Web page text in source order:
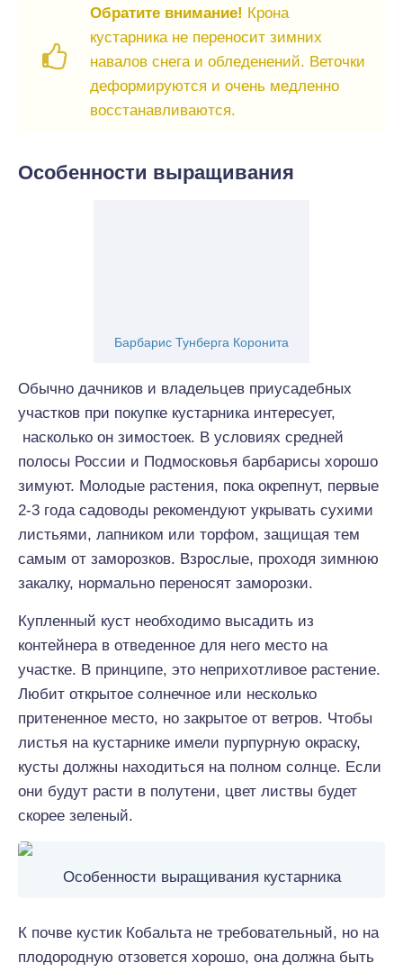
Обратите внимание! Крона
кустарника не переносит зимних
навалов снега и обледенений. Веточки
деформируются и очень медленно
восстанавливаются.
Особенности выращивания
Барбарис Тунберга Коронита
Обычно дачников и владельцев приусадебных
участков при покупке кустарника интересует,
насколько он зимостоек. В условиях средней
полосы России и Подмосковья барбарисы хорошо
зимуют. Молодые растения, пока окрепнут, первые
2-3 года садоводы рекомендуют укрывать сухими
листьями, лапником или торфом, защищая тем
самым от заморозков. Взрослые, проходя зимнюю
закалку, нормально переносят заморозки.
Купленный куст необходимо высадить из
контейнера в отведенное для него место на
участке. В принципе, это неприхотливое растение.
Любит открытое солнечное или несколько
притененное место, но закрытое от ветров. Чтобы
листья на кустарнике имели пурпурную окраску,
кусты должны находиться на полном солнце. Если
они будут расти в полутени, цвет листвы будет
скорее зеленый.
Особенности выращивания кустарника
К почве кустик Кобальта не требовательный, но на
плодородную отзовется хорошо, она должна быть